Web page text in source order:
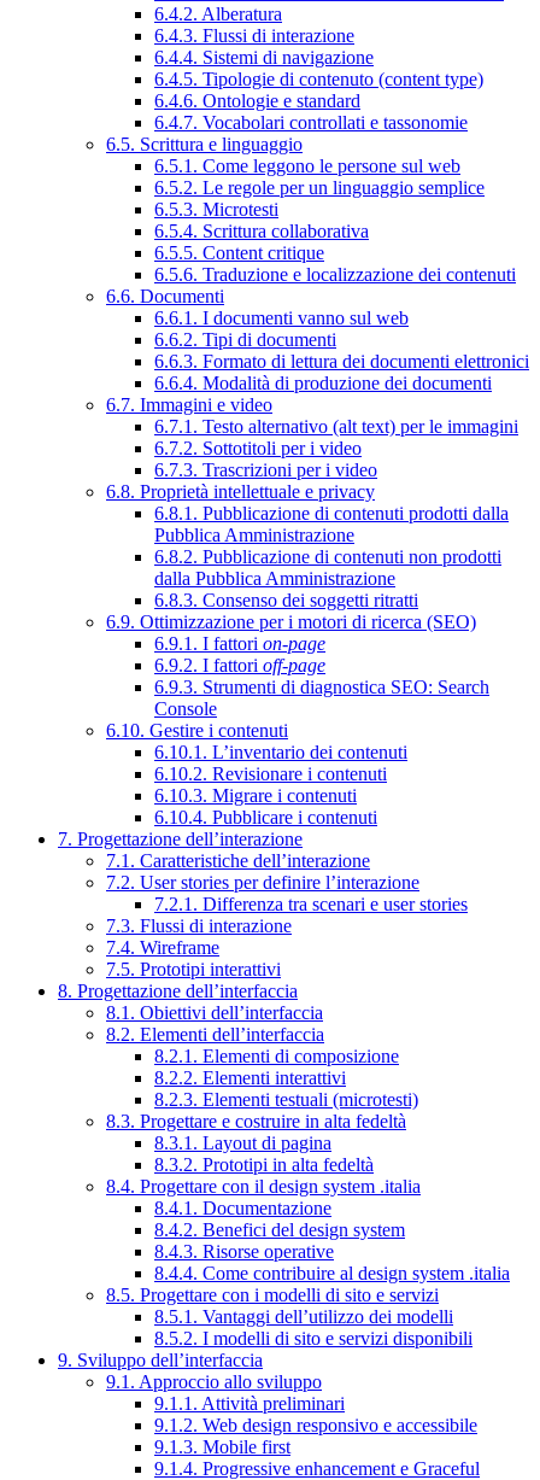
6.4.2. Alberatura
6.4.3. Flussi di interazione
6.4.4. Sistemi di navigazione
6.4.5. Tipologie di contenuto (content type)
6.4.6. Ontologie e standard
6.4.7. Vocabolari controllati e tassonomie
6.5. Scrittura e linguaggio
6.5.1. Come leggono le persone sul web
6.5.2. Le regole per un linguaggio semplice
6.5.3. Microtesti
6.5.4. Scrittura collaborativa
6.5.5. Content critique
6.5.6. Traduzione e localizzazione dei contenuti
6.6. Documenti
6.6.1. I documenti vanno sul web
6.6.2. Tipi di documenti
6.6.3. Formato di lettura dei documenti elettronici
6.6.4. Modalità di produzione dei documenti
6.7. Immagini e video
6.7.1. Testo alternativo (alt text) per le immagini
6.7.2. Sottotitoli per i video
6.7.3. Trascrizioni per i video
6.8. Proprietà intellettuale e privacy
6.8.1. Pubblicazione di contenuti prodotti dalla
Pubblica Amministrazione
6.8.2. Pubblicazione di contenuti non prodotti
dalla Pubblica Amministrazione
6.8.3. Consenso dei soggetti ritratti
6.9. Ottimizzazione per i motori di ricerca (SEO)
6.9.1. I fattori on-page
6.9.2. I fattori off-page
6.9.3. Strumenti di diagnostica SEO: Search
Console
6.10. Gestire i contenuti
6.10.1. L’inventario dei contenuti
6.10.2. Revisionare i contenuti
6.10.3. Migrare i contenuti
6.10.4. Pubblicare i contenuti
7. Progettazione dell’interazione
7.1. Caratteristiche dell’interazione
7.2. User stories per definire l’interazione
7.2.1. Differenza tra scenari e user stories
7.3. Flussi di interazione
7.4. Wireframe
7.5. Prototipi interattivi
8. Progettazione dell’interfaccia
8.1. Obiettivi dell’interfaccia
8.2. Elementi dell’interfaccia
8.2.1. Elementi di composizione
8.2.2. Elementi interattivi
8.2.3. Elementi testuali (microtesti)
8.3. Progettare e costruire in alta fedeltà
8.3.1. Layout di pagina
8.3.2. Prototipi in alta fedeltà
8.4. Progettare con il design system .italia
8.4.1. Documentazione
8.4.2. Benefici del design system
8.4.3. Risorse operative
8.4.4. Come contribuire al design system .italia
8.5. Progettare con i modelli di sito e servizi
8.5.1. Vantaggi dell’utilizzo dei modelli
8.5.2. I modelli di sito e servizi disponibili
9. Sviluppo dell’interfaccia
9.1. Approccio allo sviluppo
9.1.1. Attività preliminari
9.1.2. Web design responsivo e accessibile
9.1.3. Mobile first
9.1.4. Progressive enhancement e Graceful